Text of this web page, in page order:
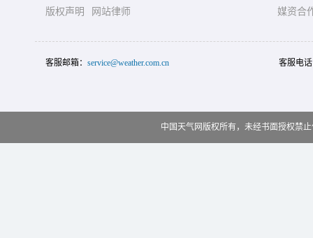
版权声明
网站律师
媒资合
客服邮箱： service@weather.com.cn 客服电
中国天气网版权所有，未经书面授权